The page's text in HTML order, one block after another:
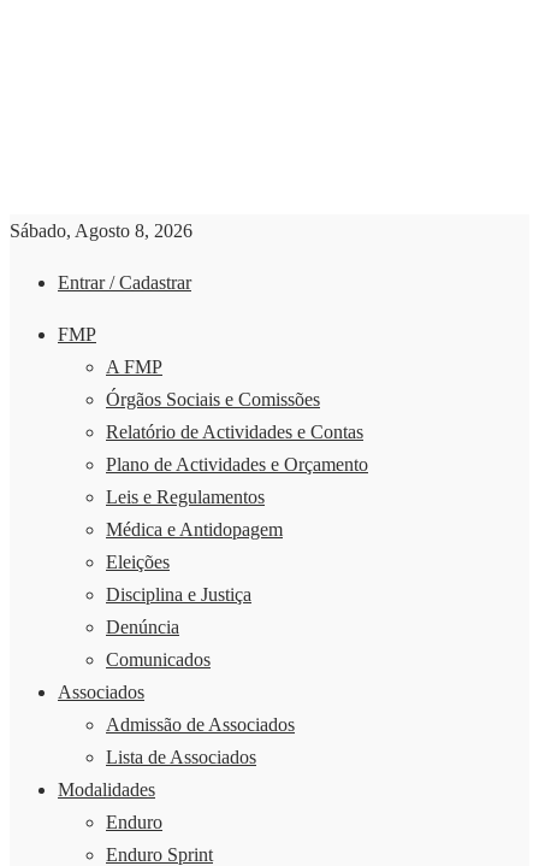
Sábado, Agosto 8, 2026
Entrar / Cadastrar
FMP
A FMP
Órgãos Sociais e Comissões
Relatório de Actividades e Contas
Plano de Actividades e Orçamento
Leis e Regulamentos
Médica e Antidopagem
Eleições
Disciplina e Justiça
Denúncia
Comunicados
Associados
Admissão de Associados
Lista de Associados
Modalidades
Enduro
Enduro Sprint